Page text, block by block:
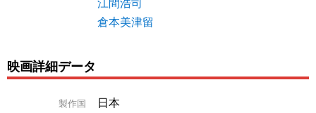
倉本美津留
映画詳細データ
製作国 日本